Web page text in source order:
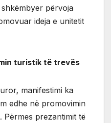
përvoja
ideja e unitetit
turistik të trevës
manifestimi ka
edhe në promovimin
Përmes prezantimit të